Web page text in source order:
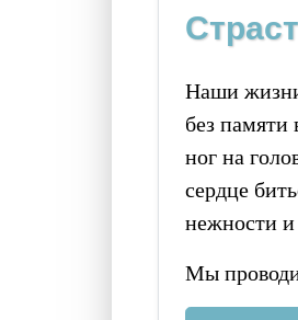
Наши жизни
без памяти
ног на
сердце
нежности
Мы